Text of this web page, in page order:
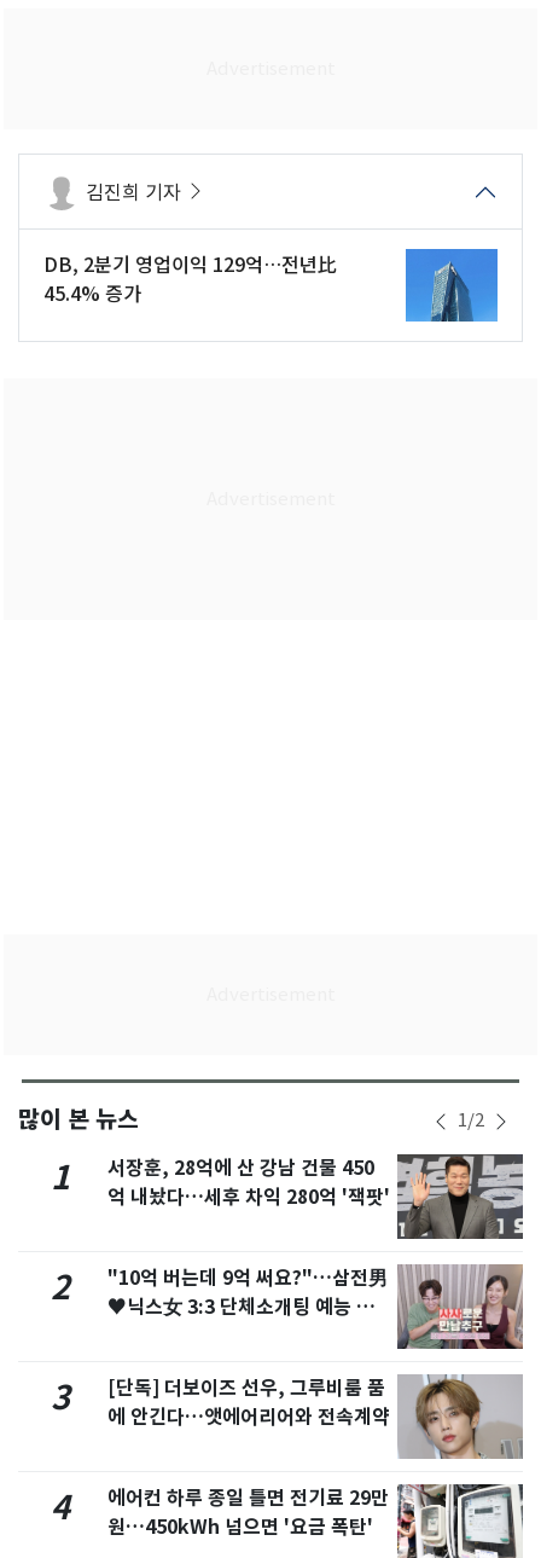
김진희 기자
DB, 2분기 영업이익 129억…전년比
45.4% 증가
많이 본 뉴스 1/2
1
서장훈, 28억에 산 강남 건물 450
억 내놨다…세후 차익 280억 '잭팟'
2
"10억 버는데 9억 써요?"…삼전男
♥닉스女 3:3 단체소개팅 예능 화
3
[단독] 더보이즈 선우, 그루비룸 품
에 안긴다…앳에어리어와 전속계약
4
에어컨 하루 종일 틀면 전기료 29만
원…450kWh 넘으면 '요금 폭탄'